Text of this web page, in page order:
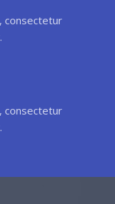
consectetur
consectetur